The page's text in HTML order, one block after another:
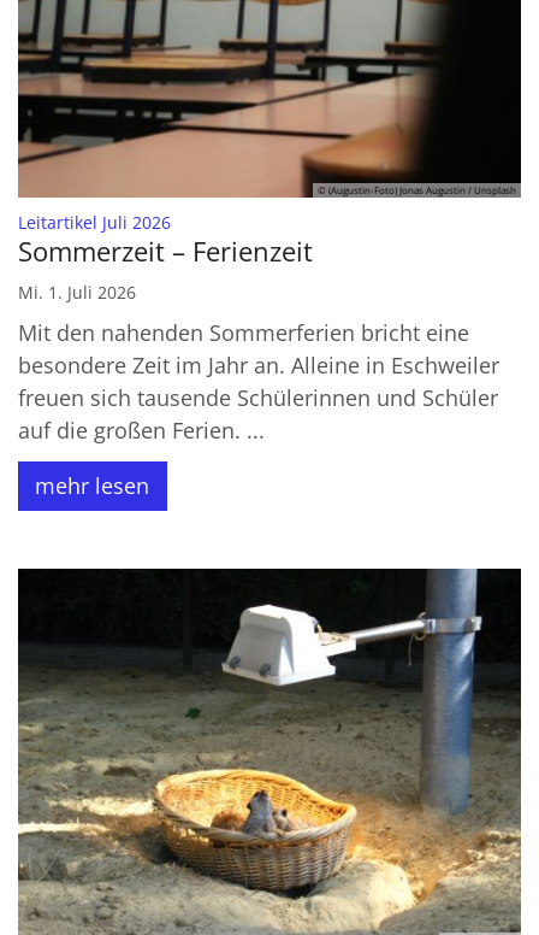
© (Augustin-Foto) Jonas Augustin / Unsplash
Leitartikel Juli 2026:
Sommerzeit – Ferienzeit
Mi. 1. Juli 2026
Mit den nahenden Sommerferien bricht eine
besondere Zeit im Jahr an. Alleine in Eschweiler
freuen sich tausende Schülerinnen und Schüler
auf die großen Ferien. ...
mehr lesen